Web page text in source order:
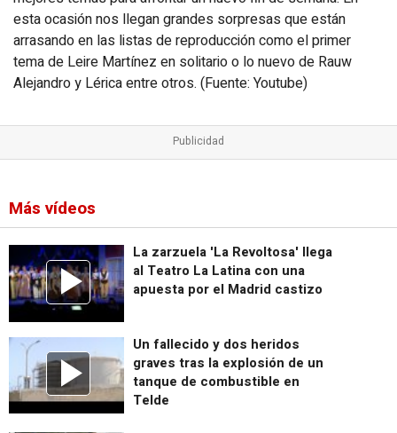
esta ocasión nos llegan grandes sorpresas que están
arrasando en las listas de reproducción como el primer
tema de Leire Martínez en solitario o lo nuevo de Rauw
Alejandro y Lérica entre otros. (Fuente: Youtube)
Más vídeos
La zarzuela 'La Revoltosa' llega
al Teatro La Latina con una
apuesta por el Madrid castizo
Un fallecido y dos heridos
graves tras la explosión de un
tanque de combustible en
Telde